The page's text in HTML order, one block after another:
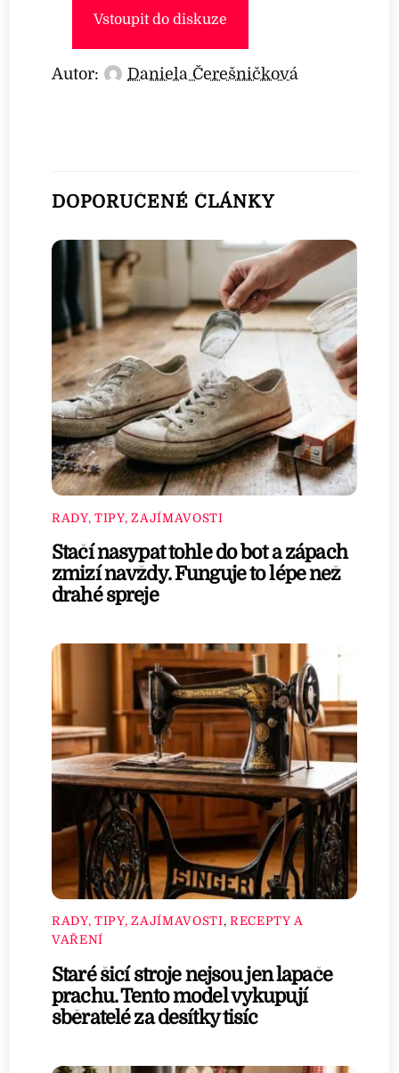
Vstoupit do diskuze
Autor: Daniela Čerešničková
DOPORUČENÉ ČLÁNKY
RADY, TIPY, ZAJÍMAVOSTI
Stačí nasypat tohle do bot a zápach
zmizí navždy. Funguje to lépe než
drahé spreje
RADY, TIPY, ZAJÍMAVOSTI, RECEPTY A
VAŘENÍ
Staré šicí stroje nejsou jen lapače
prachu. Tento model vykupují
sběratelé za desítky tisíc